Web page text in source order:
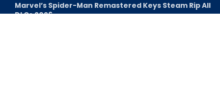
Marvel’s Spider-Man Remastered Keys Steam Rip All
DLCs 2026